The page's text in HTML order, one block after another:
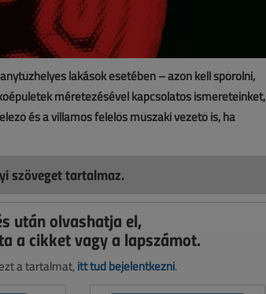
lakások esetében – azon kell spórolni,
méretezésével kapcsolatos ismereteinket,
és a villamos felelős műszaki vezető is, ha
szöveget tartalmaz.
után olvashatja el,
a cikket vagy a lapszámot.
a tartalmat, itt tud bejelentkezni.